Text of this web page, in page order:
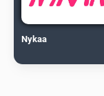
Nykaa